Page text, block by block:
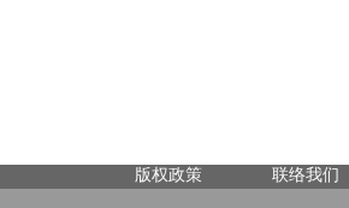
版权政策 联络我们